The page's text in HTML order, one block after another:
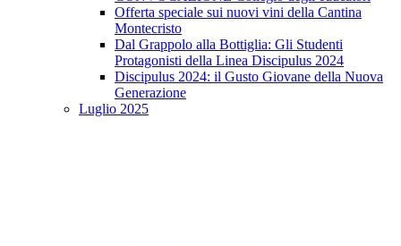
Offerta speciale sui nuovi vini della Cantina
Montecristo
Dal Grappolo alla Bottiglia: Gli Studenti
Protagonisti della Linea Discipulus 2024
Discipulus 2024: il Gusto Giovane della Nuova
Generazione
Luglio 2025